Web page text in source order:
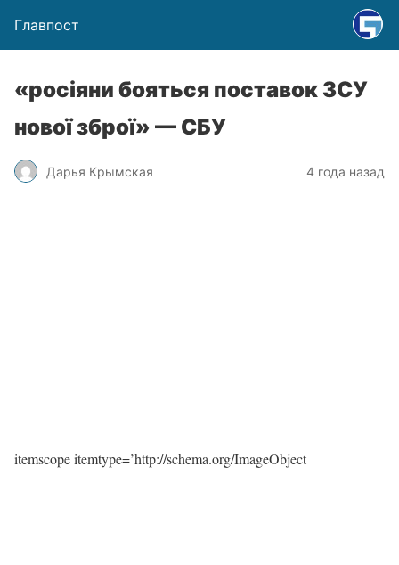
Главпост
«росіяни бояться поставок ЗСУ
нової зброї» — СБУ
Дарья Крымская 4 года назад
itemscope itemtype=’http://schema.org/ImageObject